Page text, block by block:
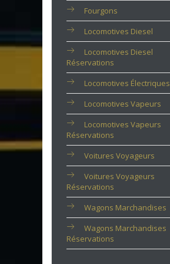
Fourgons
Locomotives Diesel
Locomotives Diesel
Réservations
Locomotives Électriques
Locomotives Vapeurs
Locomotives Vapeurs
Réservations
Voitures Voyageurs
Voitures Voyageurs
Réservations
Wagons Marchandises
Wagons Marchandises
Réservations